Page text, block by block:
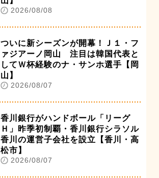
2026/08/08
ついに新シーズンが開幕！Ｊ１・フ
ァジアーノ岡山 注目は韓国代表と
してＷ杯経験のナ・サンホ選手【岡
山】
2026/08/07
香川銀行がハンドボール「リーグ
Ｈ」昨季初制覇・香川銀行シラソル
香川の運営子会社を設立【香川・高
松市】
2026/08/07